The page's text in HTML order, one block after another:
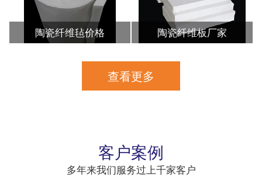
陶瓷纤维毡价格 陶瓷纤维板厂家
查看更多
客户案例
多年来我们服务过上千家客户